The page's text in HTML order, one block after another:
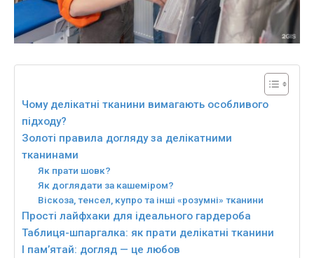
Чому делікатні тканини вимагають особливого
підходу?
Золоті правила догляду за делікатними
тканинами
Як прати шовк?
Як доглядати за кашеміром?
Віскоза, тенсел, купро та інші «розумні» тканини
Прості лайфхаки для ідеального гардероба
Таблиця-шпаргалка: як прати делікатні тканини
І пам’ятай: догляд — це любов